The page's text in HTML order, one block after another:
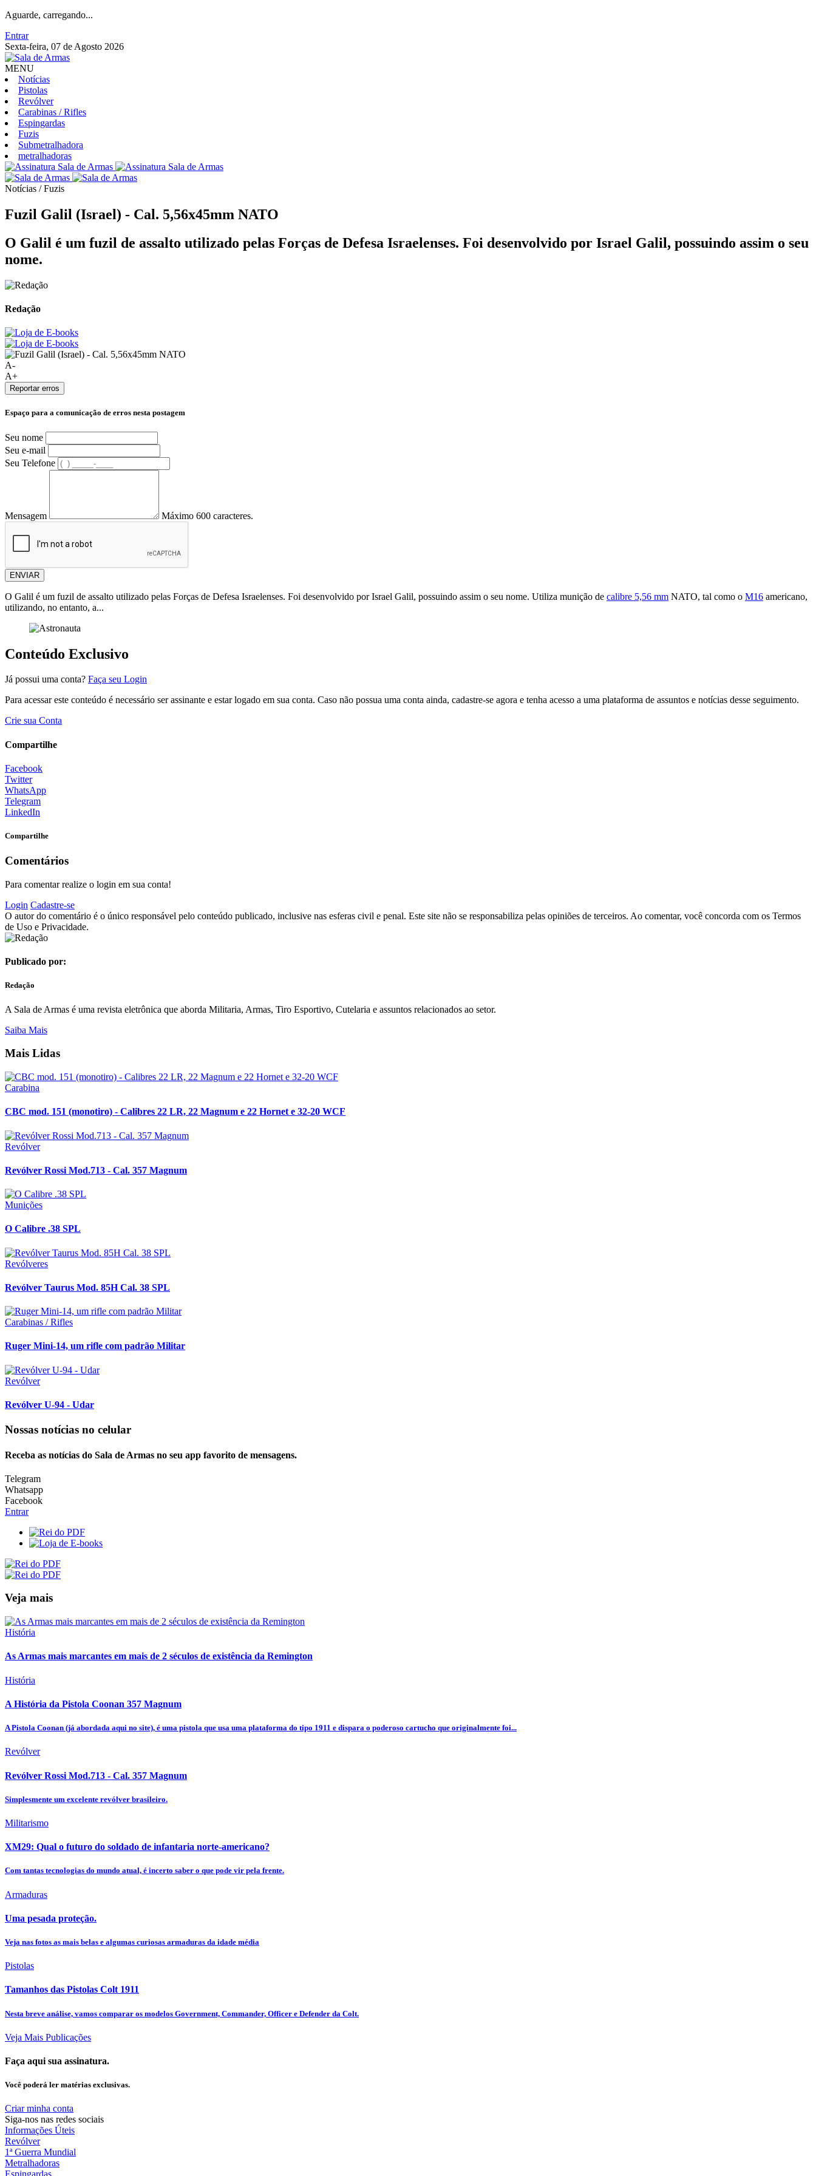
Aguarde, carregando...
Entrar
Sexta-feira, 07 de Agosto 2026
MENU
Notícias
Pistolas
Revólver
Carabinas / Rifles
Espingardas
Fuzis
Submetralhadora
metralhadoras
Notícias / Fuzis
Fuzil Galil (Israel) - Cal. 5,56x45mm NATO
O Galil é um fuzil de assalto utilizado pelas Forças de Defesa Israelenses. Foi desenvolvido por Israel Galil, possuindo assim o seu
nome.
Redação
A-
A+
Reportar erros
Espaço para a comunicação de erros nesta postagem
Seu nome
Seu e-mail
Seu Telefone
Mensagem Máximo 600 caracteres.
ENVIAR
O Galil é um fuzil de assalto utilizado pelas Forças de Defesa Israelenses. Foi desenvolvido por Israel Galil, possuindo assim o seu nome. Utiliza munição de calibre 5,56 mm NATO, tal como o M16 americano,
utilizando, no entanto, a...
Conteúdo Exclusivo
Já possui uma conta? Faça seu Login
Para acessar este conteúdo é necessário ser assinante e estar logado em sua conta. Caso não possua uma conta ainda, cadastre-se agora e tenha acesso a uma plataforma de assuntos e notícias desse seguimento.
Crie sua Conta
Compartilhe
Facebook
Twitter
WhatsApp
Telegram
LinkedIn
Compartilhe
Comentários
Para comentar realize o login em sua conta!
Login Cadastre-se
O autor do comentário é o único responsável pelo conteúdo publicado, inclusive nas esferas civil e penal. Este site não se responsabiliza pelas opiniões de terceiros. Ao comentar, você concorda com os Termos
de Uso e Privacidade.
Publicado por:
Redação
A Sala de Armas é uma revista eletrônica que aborda Militaria, Armas, Tiro Esportivo, Cutelaria e assuntos relacionados ao setor.
Saiba Mais
Mais Lidas
Carabina
CBC mod. 151 (monotiro) - Calibres 22 LR, 22 Magnum e 22 Hornet e 32-20 WCF
Revólver
Revólver Rossi Mod.713 - Cal. 357 Magnum
Munições
O Calibre .38 SPL
Revólveres
Revólver Taurus Mod. 85H Cal. 38 SPL
Carabinas / Rifles
Ruger Mini-14, um rifle com padrão Militar
Revólver
Revólver U-94 - Udar
Nossas notícias no celular
Receba as notícias do Sala de Armas no seu app favorito de mensagens.
Telegram
Whatsapp
Facebook
Entrar
Veja mais
História
As Armas mais marcantes em mais de 2 séculos de existência da Remington
História
A História da Pistola Coonan 357 Magnum
A Pistola Coonan (já abordada aqui no site), é uma pistola que usa uma plataforma do tipo 1911 e dispara o poderoso cartucho que originalmente foi...
Revólver
Revólver Rossi Mod.713 - Cal. 357 Magnum
Simplesmente um excelente revólver brasileiro.
Militarismo
XM29: Qual o futuro do soldado de infantaria norte-americano?
Com tantas tecnologias do mundo atual, é incerto saber o que pode vir pela frente.
Armaduras
Uma pesada proteção.
Veja nas fotos as mais belas e algumas curiosas armaduras da idade média
Pistolas
Tamanhos das Pistolas Colt 1911
Nesta breve análise, vamos comparar os modelos Government, Commander, Officer e Defender da Colt.
Veja Mais Publicações
Faça aqui sua assinatura.
Você poderá ler matérias exclusivas.
Criar minha conta
Siga-nos nas redes sociais
Informações Úteis
Revólver
1ª Guerra Mundial
Metralhadoras